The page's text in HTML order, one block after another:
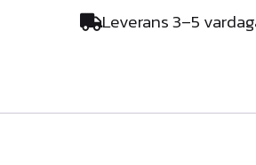
n
g
e
Leverans 3–5